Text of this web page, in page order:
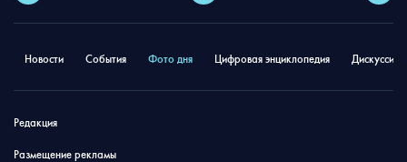
Новости События Фото дня Цифровая энциклопедия
Редакция
Размещение рекламы